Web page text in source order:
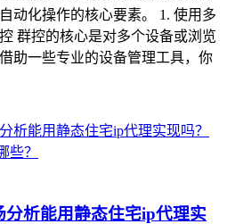
动化操作的核心要素。 1. 使用多
群控的核心是对多个设备或浏览
助一些专业的设备管理工具，你
分析能用静态住宅ip代理实